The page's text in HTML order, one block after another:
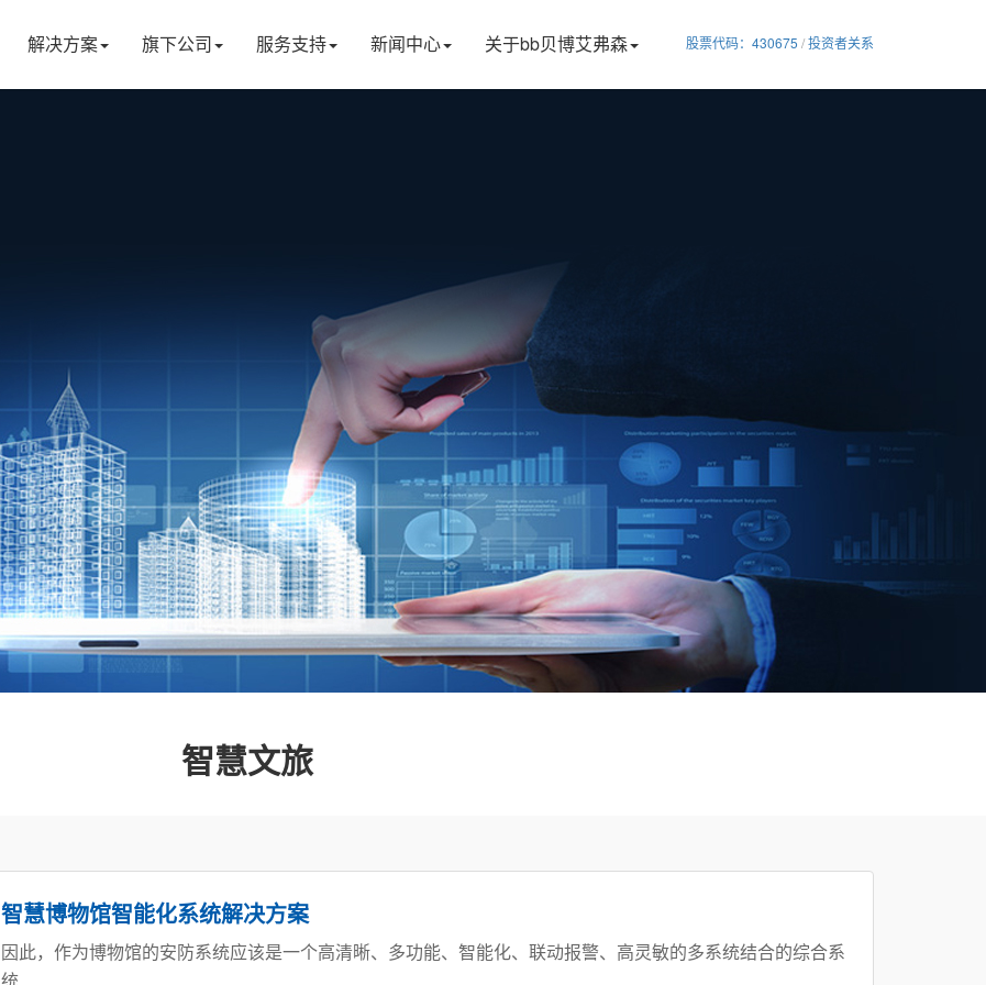
解决方案 旗下公司 服务支持 新闻中心 关于bb贝博艾弗森 股票代码：430675 /投资者关系
智慧文旅
智慧博物馆智能化系统解决方案
因此，作为博物馆的安防系统应该是一个高清晰、多功能、智能化、联动报警、高灵敏的多系统结合的综合系